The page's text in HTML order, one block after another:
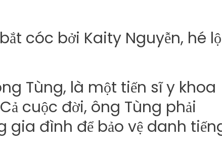
Tùng, là một tiến sĩ y khoa
cuộc đời, ông Tùng phải
gia đình để bảo vệ danh